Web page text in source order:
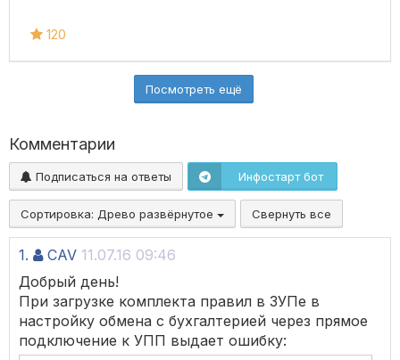
120
Посмотреть ещё
Комментарии
Подписаться на ответы Инфостарт бот
Сортировка: Древо развёрнутое Свернуть все
1. CAV 11.07.16 09:46
Добрый день!
При загрузке комплекта правил в ЗУПе в
настройку обмена с бухгалтерией через прямое
подключение к УПП выдает ошибку: